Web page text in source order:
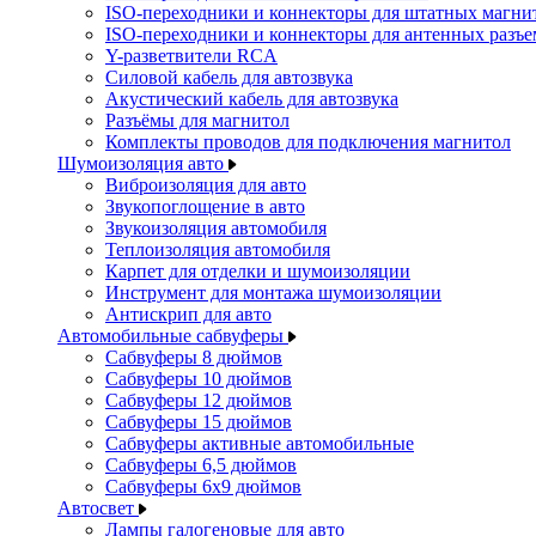
ISO-переходники и коннекторы для штатных
ISO-переходники и коннекторы для антенных
Y-разветвители RCA
Силовой кабель для автозвука
Акустический кабель для автозвука
Разъёмы для магнитол
Комплекты проводов для подключения магнитол
Шумоизоляция авто
Виброизоляция для авто
Звукопоглощение в авто
Звукоизоляция автомобиля
Теплоизоляция автомобиля
Карпет для отделки и шумоизоляции
Инструмент для монтажа шумоизоляции
Антискрип для авто
Автомобильные сабвуферы
Сабвуферы 8 дюймов
Сабвуферы 10 дюймов
Сабвуферы 12 дюймов
Сабвуферы 15 дюймов
Сабвуферы активные автомобильные
Сабвуферы 6,5 дюймов
Сабвуферы 6x9 дюймов
Автосвет
Лампы галогеновые для авто